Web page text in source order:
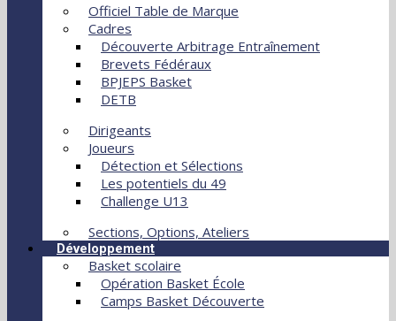
Officiel Table de Marque
Cadres
Découverte Arbitrage Entraînement
Brevets Fédéraux
BPJEPS Basket
DETB
Dirigeants
Joueurs
Détection et Sélections
Les potentiels du 49
Challenge U13
Sections, Options, Ateliers
Développement
Basket scolaire
Opération Basket École
Camps Basket Découverte